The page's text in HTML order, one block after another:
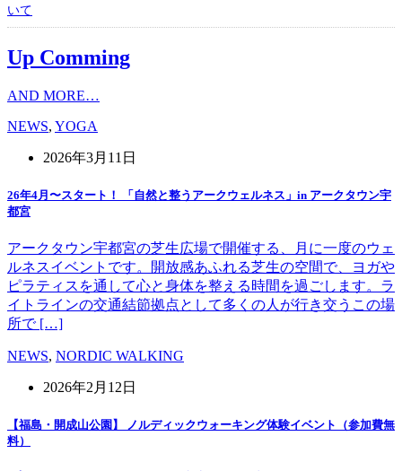
いて
Up Comming
AND MORE…
NEWS, YOGA
2026年3月11日
26年4月〜スタート！ 「自然と整うアークウェルネス」in アークタウン宇
都宮
アークタウン宇都宮の芝生広場で開催する、月に一度のウェ
ルネスイベントです。開放感あふれる芝生の空間で、ヨガや
ピラティスを通して心と身体を整える時間を過ごします。ラ
イトラインの交通結節拠点として多くの人が行き交うこの場
所で […]
NEWS, NORDIC WALKING
2026年2月12日
【福島・開成山公園】 ノルディックウォーキング体験イベント（参加費無
料）